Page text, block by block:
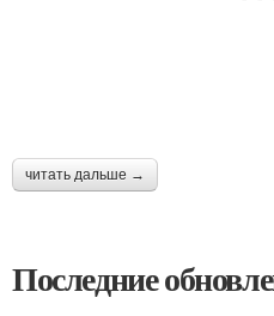
читать дальше →
Последние